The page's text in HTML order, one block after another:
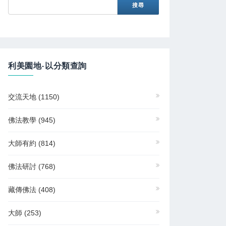
利美園地-以分類查詢
交流天地 (1150)
佛法教學 (945)
大師有約 (814)
佛法研討 (768)
藏傳佛法 (408)
大師 (253)